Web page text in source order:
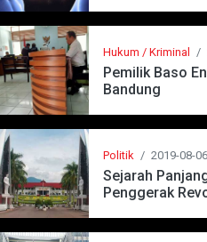
Hukum / Kriminal /
Pemilik Baso
Bandung
Politik / 2019-08-
Sejarah
Penggerak